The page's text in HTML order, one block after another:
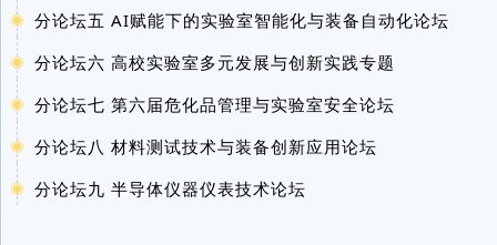
分论坛五 AI赋能下的实验室智能化与装备自动化论坛
分论坛六 高校实验室多元发展与创新实践专题
分论坛七 第六届危化品管理与实验室安全论坛
分论坛八 材料测试技术与装备创新应用论坛
分论坛九 半导体仪器仪表技术论坛